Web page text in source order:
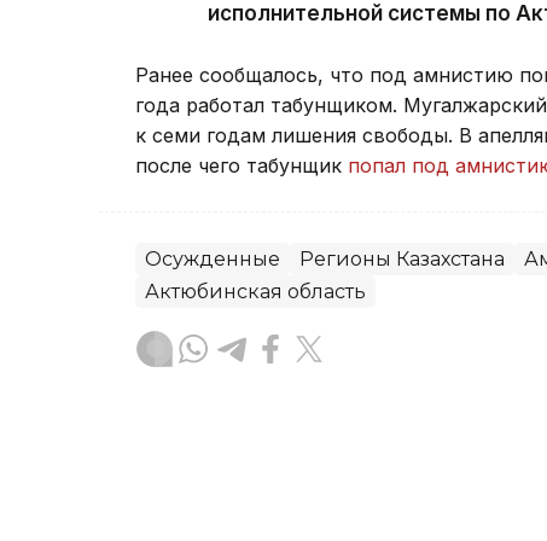
исполнительной системы по
Ранее сообщалось, что под амнистию
года работал табунщиком.
к семи годам лишения свободы. В
после чего табунщик попал под
Осужденные Регионы Казахстана
Актюбинская область